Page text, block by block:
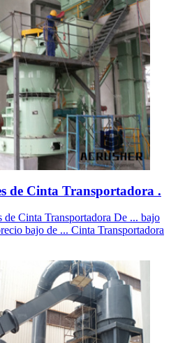
de Cinta Transportadora .
de Cinta Transportadora De ... bajo
bajo de ... Cinta Transportadora